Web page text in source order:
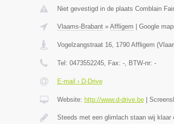
Niet gevestigd in de plaats Comblain
Vlaams-Brabant» Affligem Google
Vogelzangstraat 16, 1790 Affligem (
Tel: 0473552245, Fax: -, BTW-nr: -
E-mail › D-Drive
Website: http://www.d-drive.be|
Steeds met een glimlach staan wij